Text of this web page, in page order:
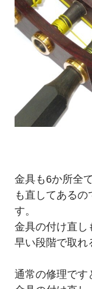
金具も6か所全
も直してあるの
す。
金具の付け直し
早い段階で取れ
通常の修理です